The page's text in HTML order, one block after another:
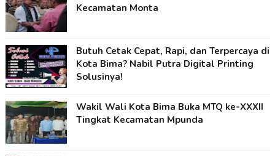
Kecamatan Monta
Butuh Cetak Cepat, Rapi, dan Terpercaya di
Kota Bima? Nabil Putra Digital Printing
Solusinya!
Wakil Wali Kota Bima Buka MTQ ke-XXXII
Tingkat Kecamatan Mpunda